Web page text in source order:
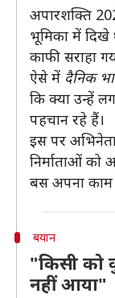
अपारशक्ति
भूमिका में दिखे
काफी सराहा
ऐसे में दैनिक
कि क्या उन्हें
पहचान रहे हैं।
इस पर
निर्माताओं को
बस अपना काम
बयान
"किसी को
नहीं आया"